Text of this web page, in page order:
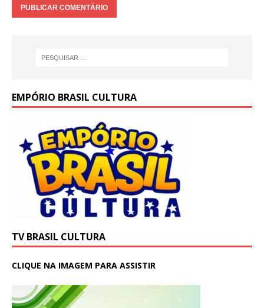
EMPÓRIO BRASIL CULTURA
TV BRASIL CULTURA
CLIQUE NA IMAGEM PARA ASSISTIR